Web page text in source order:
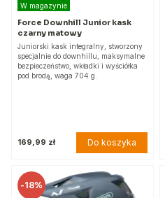
W magazynie
Force Downhill Junior kask
czarny matowy
Juniorski kask integralny, stworzony
specjalnie do downhillu, maksymalne
bezpieczeństwo, wkładki i wyściółka
pod brodą, waga 704 g.
169,99 zł Do koszyka
-18%